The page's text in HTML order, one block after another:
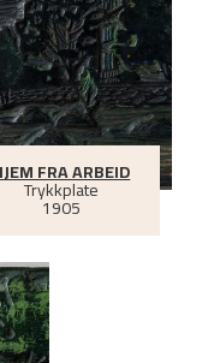
FRA ARBEID
Trykkplate
1905